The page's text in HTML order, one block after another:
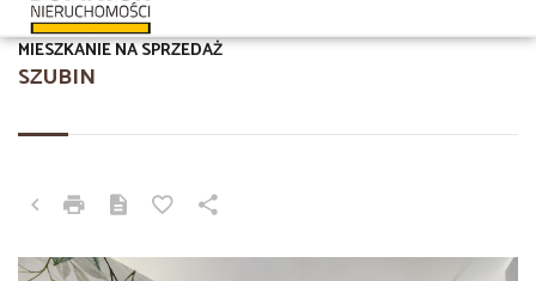
SZUBIN
MIESZKANIE NA SPRZEDAŻ